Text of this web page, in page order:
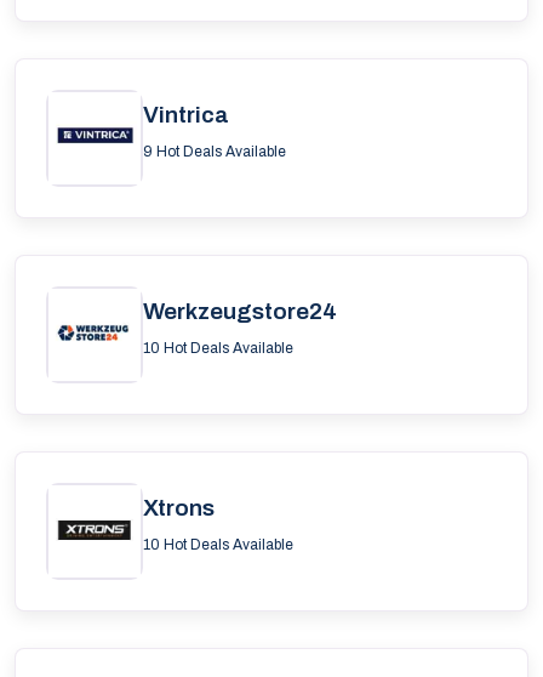
Vintrica
9 Hot Deals Available
Werkzeugstore24
10 Hot Deals Available
Xtrons
10 Hot Deals Available